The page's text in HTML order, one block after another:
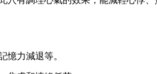
憶力減退等。